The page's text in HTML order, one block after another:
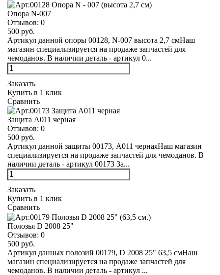
Опора N-007
Отзывов: 0
500 руб.
Артикул данной опоры 00128, N-007 высота 2,7 смНаш
магазин специализируется на продаже запчастей для
чемоданов. В наличии деталь - артикул 0...
Заказать
Купить в 1 клик
Сравнить
Защита А011 черная
Отзывов: 0
500 руб.
Артикул данной защиты 00173, А011 чернаяНаш магазин
специализируется на продаже запчастей для чемоданов. В
наличии деталь - артикул 00173 За...
Заказать
Купить в 1 клик
Сравнить
Полозья D 2008 25"
Отзывов: 0
500 руб.
Артикул данных полозий 00179, D 2008 25" 63,5 смНаш
магазин специализируется на продаже запчастей для
чемоданов. В наличии деталь - артикул ...